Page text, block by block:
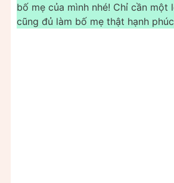
bố mẹ của mình nhé! Chỉ cần một
cũng đủ làm bố mẹ thật hạnh phúc